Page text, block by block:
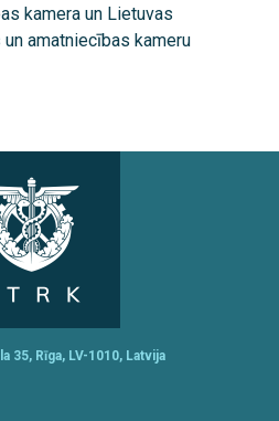
kamera un Lietuvas
amatniecības kameru
35, Rīga, LV-1010, Latvija